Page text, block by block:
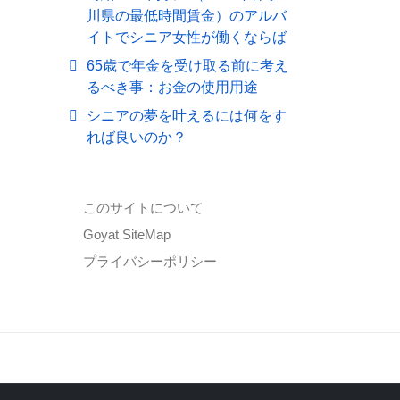
川県の最低時間賃金）のアルバ
イトでシニア女性が働くならば
65歳で年金を受け取る前に考え
るべき事：お金の使用用途
シニアの夢を叶えるには何をす
れば良いのか？
このサイトについて
Goyat SiteMap
プライバシーポリシー